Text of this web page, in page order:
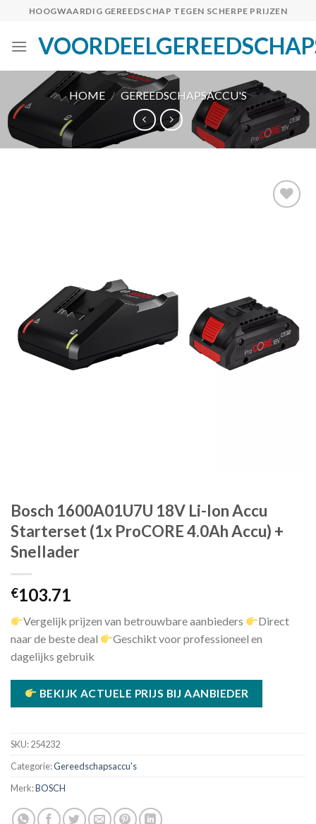
content
HOOGWAARDIG GEREEDSCHAP TEGEN SCHERPE PRIJZEN
HOME / GEREEDSCHAPSACCU'S
Bosch 1600A01U7U 18V Li-Ion Accu
Starterset (1x ProCORE 4.0Ah Accu) +
Snellader
€103.71
Vergelijk prijzen van betrouwbare aanbieders
Direct
naar de beste deal
Geschikt voor professioneel en
dagelijks gebruik
BEKIJK ACTUELE PRIJS BIJ AANBIEDER
SKU:254232
Categorie:Gereedschapsaccu's
Merk:BOSCH